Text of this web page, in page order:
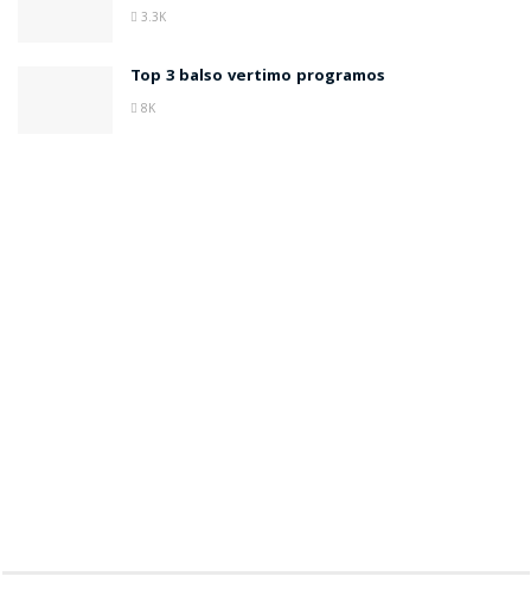
3.3K
Top 3 balso vertimo programos
8K